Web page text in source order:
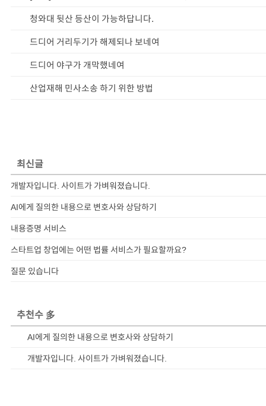
청와대 뒷산 등산이 가능하답니다.
드디어 거리두기가 해제되나 보네여
드디어 야구가 개막했네여
산업재해 민사소송 하기 위한 방법
최신글
개발자입니다. 사이트가 가벼워졌습니다.
AI에게 질의한 내용으로 변호사와 상담하기
내용증명 서비스
스타트업 창업에는 어떤 법률 서비스가 필요할까요?
질문 있습니다
추천수 多
AI에게 질의한 내용으로 변호사와 상담하기
개발자입니다. 사이트가 가벼워졌습니다.